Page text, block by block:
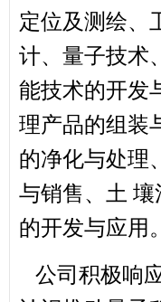
定位及测绘、
计、量子技术
能技术的开发
理产品的组装
的净化与处理
与销售、土
的开发与应用。
公司积极响